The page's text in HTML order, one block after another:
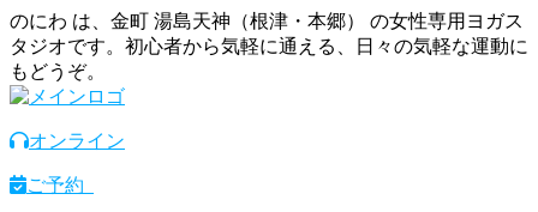
のにわ は、金町 湯島天神（根津・本郷） の女性専用ヨガス
タジオです。初心者から気軽に通える、日々の気軽な運動に
もどうぞ。
オンライン
ご予約